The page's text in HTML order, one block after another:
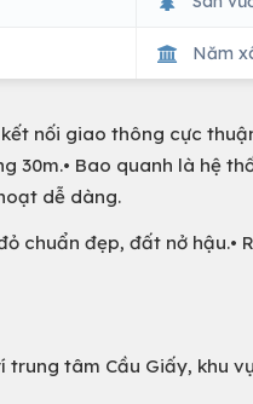
Năm
nối giao thông cực
30m.• Bao quanh là hệ
dễ dàng.
chuẩn đẹp, đất nở
trung tâm Cầu Giấy, khu